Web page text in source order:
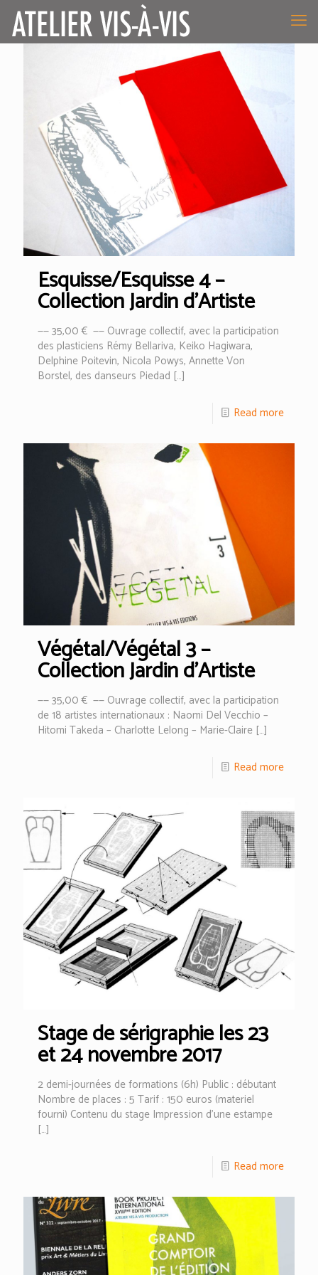
Esquisse/Esquisse 4 –
Collection Jardin d’Artiste
—— 35,00 € —— Ouvrage collectif, avec la participation
des plasticiens Rémy Bellariva, Keiko Hagiwara,
Delphine Poitevin, Nicola Powys, Annette Von
Borstel, des danseurs Piedad […]
Read more
Végétal/Végétal 3 –
Collection Jardin d’Artiste
—— 35,00 € —— Ouvrage collectif, avec la participation
de 18 artistes internationaux : Naomi Del Vecchio –
Hitomi Takeda – Charlotte Lelong – Marie-Claire […]
Read more
Stage de sérigraphie les 23
et 24 novembre 2017
2 demi-journées de formations (6h) Public : débutant
Nombre de places : 5 Tarif : 150 euros (materiel
fourni) Contenu du stage Impression d’une estampe
[…]
Read more